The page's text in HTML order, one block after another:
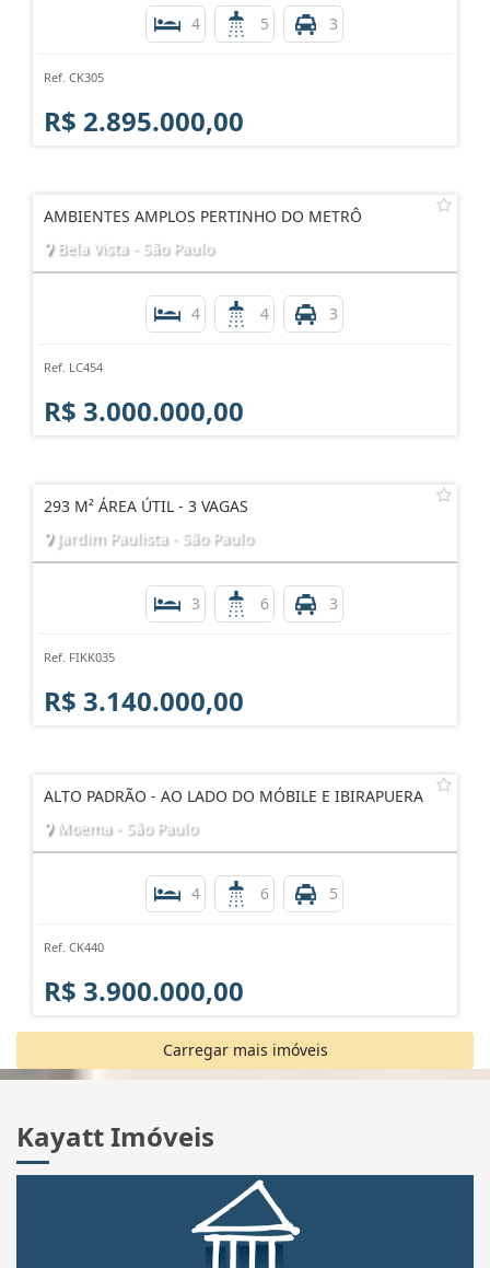
4 5 3
Ref. CK305
R$ 2.895.000,00
AMBIENTES AMPLOS PERTINHO DO METRÔ
Bela Vista - São Paulo
4 4 3
Ref. LC454
R$ 3.000.000,00
293 M² ÁREA ÚTIL - 3 VAGAS
Jardim Paulista - São Paulo
3 6 3
Ref. FIKK035
R$ 3.140.000,00
ALTO PADRÃO - AO LADO DO MÓBILE E IBIRAPUERA
Moema - São Paulo
4 6 5
Ref. CK440
R$ 3.900.000,00
Carregar mais imóveis
Kayatt Imóveis